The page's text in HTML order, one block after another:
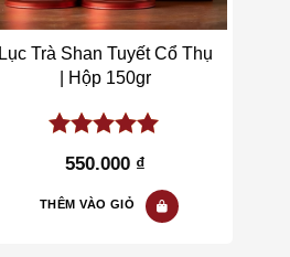
Lục Trà Shan Tuyết Cổ Thụ
| Hộp 150gr
5.00out of
550.000 ₫
THÊM VÀO GIỎ